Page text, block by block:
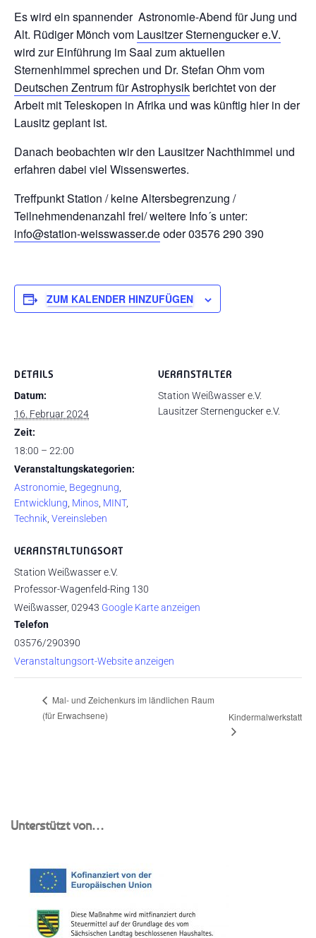
Es wird ein spannender Astronomie-Abend für Jung und
Alt. Rüdiger Mönch vom Lausitzer Sternengucker e.V.
wird zur Einführung im Saal zum aktuellen
Sternenhimmel sprechen und Dr. Stefan Ohm vom
Deutschen Zentrum für Astrophysikberichtet von der
Arbeit mit Teleskopen in Afrika und was künftig hier in der
Lausitz geplant ist.
Danach beobachten wir den Lausitzer Nachthimmel und
erfahren dabei viel Wissenswertes.
Treffpunkt Station / keine Altersbegrenzung /
Teilnehmendenanzahl frei/ weitere Info´s unter:
info@station-weisswasser.deoder 03576 290 390
ZUM KALENDER HINZUFÜGEN
DETAILS
Datum:
16. Februar 2024
Zeit:
18:00 – 22:00
Veranstaltungskategorien:
Astronomie Begegnung
Entwicklung Minos MINT,
Technik Vereinsleben
VERANSTALTUNGSORT
Station Weißwasser e.V.
Professor-Wagenfeld-Ring 130
Weißwasser, 02943 Google Karte anzeigen
Telefon
03576/290390
Veranstaltungsort-Website anzeigen
VERANSTALTER
Station Weißwasser e.V.
Lausitzer Sternengucker e.V.
Mal- und Zeichenkurs im ländlichen Raum
(für Erwachsene)
Kindermalwerkstatt
Unterstützt von…